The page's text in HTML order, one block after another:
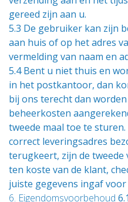
gereed zijn aan u.
5.3 De gebruiker kan zijn
aan huis of op het adres
vermelding van naam en
5.4 Bent u niet thuis en
in het postkantoor, dan
bij ons terecht dan
beheerkosten
tweede maal toe te
correct leveringsadres
terugkeert, zijn de
ten koste van de klant,
juiste gegevens ingaf
6. Eigendomsvoorbehoud